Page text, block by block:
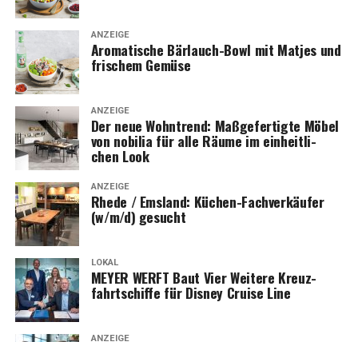
ANZEIGE
Aro­ma­ti­sche Bär­lauch-Bowl mit Mat­jes und
fri­schem Gemüse
ANZEIGE
Der neue Wohn­trend: Maß­ge­fer­tig­te Möbel
von nobi­lia für alle Räu­me im ein­heit­li­
chen Look
ANZEIGE
Rhe­de / Ems­land: Küchen-Fach­ver­käu­fer
(w/m/d) gesucht
LOKAL
MEYER WERFT Baut Vier Wei­te­re Kreuz­
fahrt­schif­fe für Dis­ney Crui­se Line
ANZEIGE